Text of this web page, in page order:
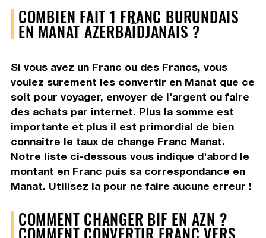
COMBIEN FAIT 1 FRANC BURUNDAIS
EN MANAT AZERBAÏDJANAIS ?
Si vous avez un Franc ou des Francs, vous
voulez surement les convertir en Manat que ce
soit pour voyager, envoyer de l'argent ou faire
des achats par internet. Plus la somme est
importante et plus il est primordial de bien
connaître le taux de change Franc Manat.
Notre liste ci-dessous vous indique d'abord le
montant en Franc puis sa correspondance en
Manat. Utilisez la pour ne faire aucune erreur !
COMMENT CHANGER BIF EN AZN ?
COMMENT CONVERTIR FRANC VERS